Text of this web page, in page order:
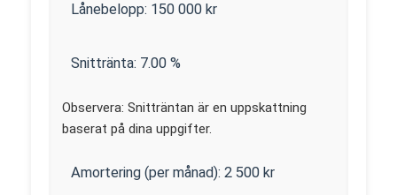
Lånebelopp: 150 000 kr
Snittränta: 7.00 %
Observera: Snitträntan är en uppskattning
baserat på dina uppgifter.
Amortering (per månad): 2 500 kr